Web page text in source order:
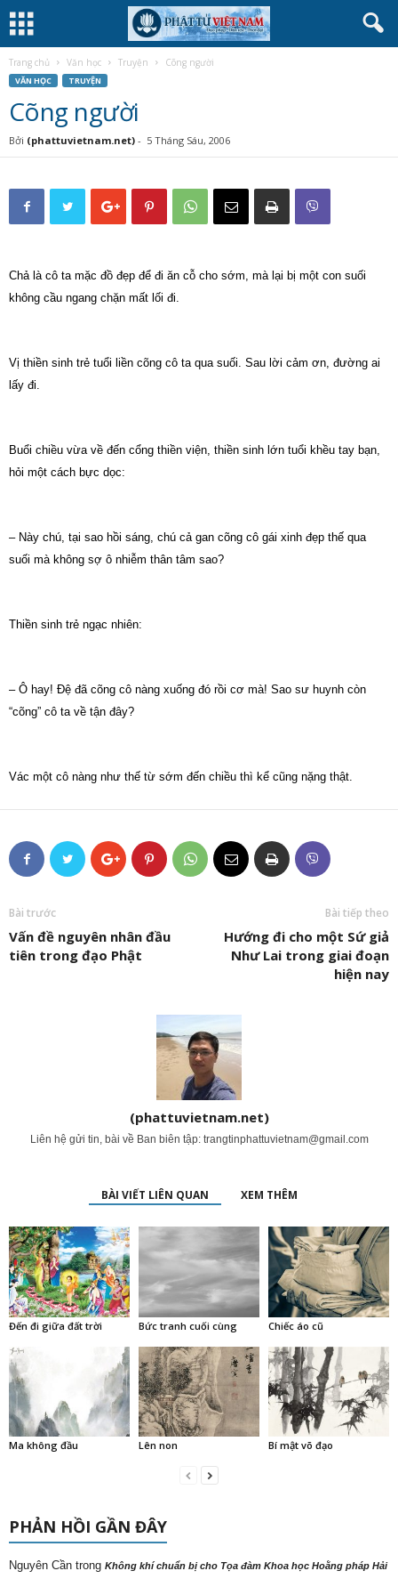
Trang chủ Văn học Truyện Cõng người
VĂN HỌC TRUYỆN
Cõng người
Bởi (phattuvietnam.net) - 5 Tháng Sáu, 2006
Chả là cô ta mặc đồ đẹp để đi ăn cỗ cho sớm, mà lại bị một con suối
không cầu ngang chặn mất lối đi.
Vị thiền sinh trẻ tuổi liền cõng cô ta qua suối. Sau lời cảm ơn, đường ai
lấy đi.
Buổi chiều vừa về đến cổng thiền viện, thiền sinh lớn tuổi khều tay bạn,
hỏi một cách bực dọc:
– Này chú, tại sao hồi sáng, chú cả gan cõng cô gái xinh đẹp thế qua
suối mà không sợ ô nhiễm thân tâm sao?
Thiền sinh trẻ ngạc nhiên:
– Ô hay! Đệ đã cõng cô nàng xuống đó rồi cơ mà! Sao sư huynh còn
“cõng” cô ta về tận đây?
Vác một cô nàng như thế từ sớm đến chiều thì kể cũng nặng thật.
Bài trước
Vấn đề nguyên nhân đầu
tiên trong đạo Phật
Bài tiếp theo
Hướng đi cho một Sứ giả
Như Lai trong giai đoạn
hiện nay
(phattuvietnam.net)
Liên hệ gửi tin, bài về Ban biên tập: trangtinphattuvietnam@gmail.com
BÀI VIẾT LIÊN QUAN XEM THÊM
Đến đi giữa đất trời Bức tranh cuối cùng Chiếc áo cũ
Ma không đầu Lên non Bí mật võ đạo
PHẢN HỒI GẦN ĐÂY
Nguyên Cần trong Không khí chuẩn bị cho Tọa đàm Khoa học Hoằng pháp Hải